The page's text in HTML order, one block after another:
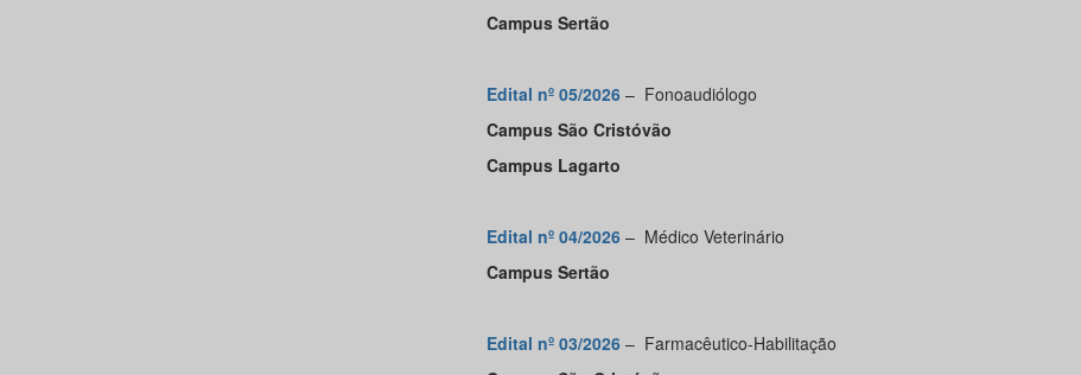
Campus Sertão
Edital nº 05/2026– Fonoaudiólogo
Campus São Cristóvão
Campus Lagarto
Edital nº 04/2026– Médico Veterinário
Campus Sertão
Edital nº 03/2026– Farmacêutico-Habilitação